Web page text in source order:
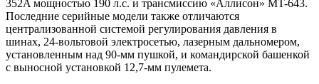
352A мощностью 190 л.с. и трансмиссию «Аллисон» MT-643.
Последние серийные модели также отличаются
централизованной системой регулирования давления в
шинах, 24-вольтовой электросетью, лазерным дальномером,
установленным над 90-мм пушкой, и командирской башенкой
с выносной установкой 12,7-мм пулемета.